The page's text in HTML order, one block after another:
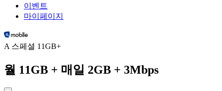
이벤트
마이페이지
A 스페셜 11GB+
월 11GB + 매일 2GB + 3Mbps